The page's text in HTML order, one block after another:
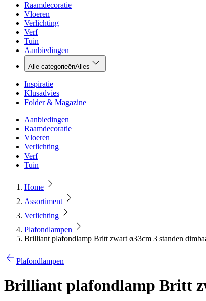
Raamdecoratie
Vloeren
Verlichting
Verf
Tuin
Aanbiedingen
Alle categorieënAlles
Inspiratie
Klusadvies
Folder & Magazine
Aanbiedingen
Raamdecoratie
Vloeren
Verlichting
Verf
Tuin
Home
Assortiment
Verlichting
Plafondlampen
Brilliant plafondlamp Britt zwart ø33cm 3 standen
Plafondlampen
Brilliant plafondlamp Britt